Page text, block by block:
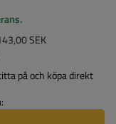
SEK
på och köpa direkt